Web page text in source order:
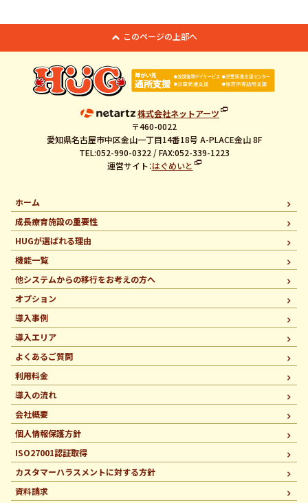
このページの上部へ
株式会社ネットアーツ
〒460-0022
愛知県名古屋市中区金山一丁目14番18号 A-PLACE金山 8F
TEL:052-990-0322 / FAX:052-339-1223
運営サイト：はぐめいと
ホーム
成長療育施設の重要性
HUGが選ばれる理由
機能一覧
他システムからの移行をお考えの方へ
オプション
導入事例
導入エリア
よくあるご質問
利用料金
導入の流れ
会社概要
個人情報保護方針
ISO27001認証取得
カスタマーハラスメントに対する方針
資料請求